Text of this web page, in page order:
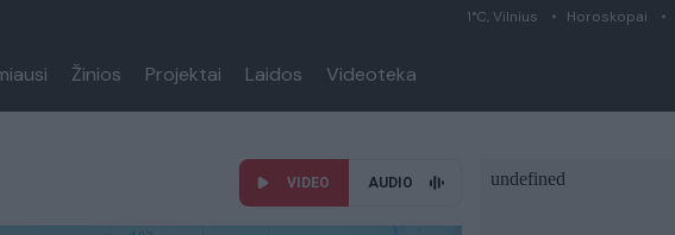
1°C, Vilnius Horoskopai
Žinios Projektai Laidos Videoteka
VIDEO AUDIO